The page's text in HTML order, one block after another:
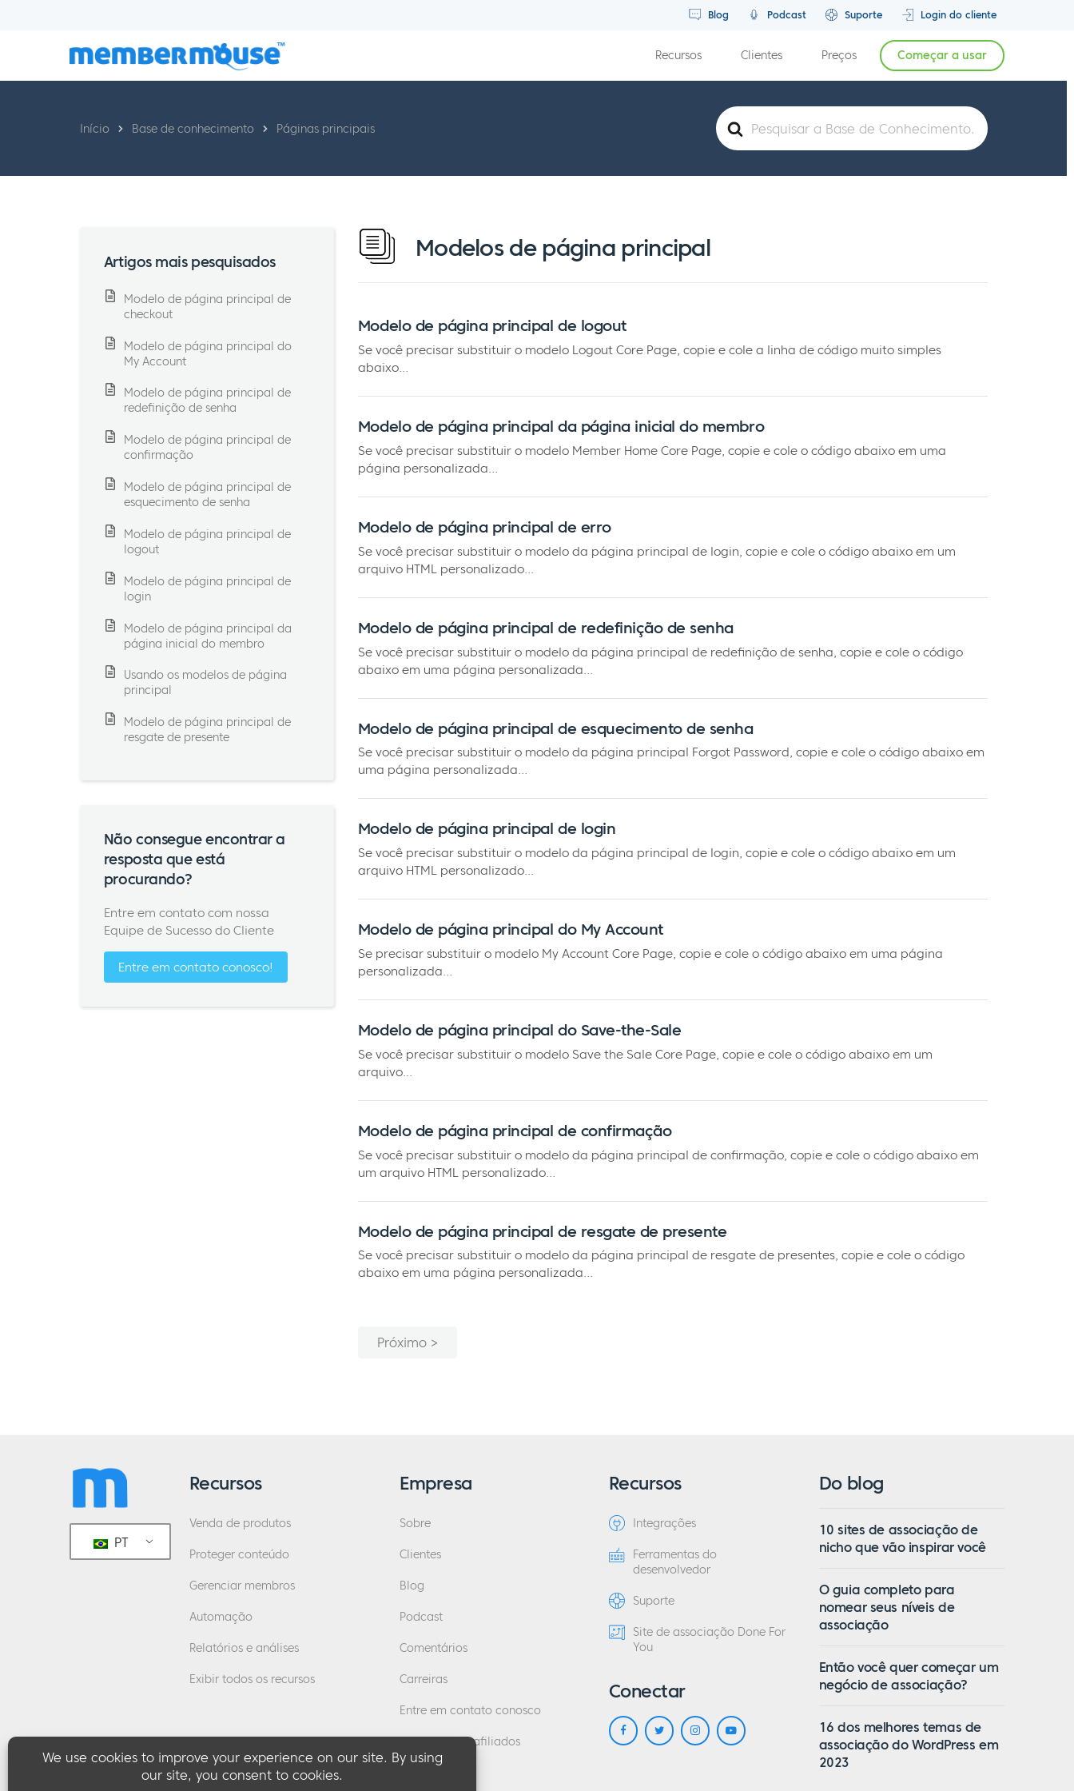
Blog Podcast Suporte Login do cliente
Recursos Clientes Preços Começar a usar
Pesquisar
por
Início Base de conhecimento Páginas principais
Modelos de página principal
Modelo de página principal de logout
Se você precisar substituir o modelo Logout Core Page, copie e cole a linha de código muito simples
abaixo...
Modelo de página principal da página inicial do membro
Se você precisar substituir o modelo Member Home Core Page, copie e cole o código abaixo em uma
página personalizada...
Modelo de página principal de erro
Se você precisar substituir o modelo da página principal de login, copie e cole o código abaixo em um
arquivo HTML personalizado...
Modelo de página principal de redefinição de senha
Se você precisar substituir o modelo da página principal de redefinição de senha, copie e cole o código
abaixo em uma página personalizada...
Modelo de página principal de esquecimento de senha
Se você precisar substituir o modelo da página principal Forgot Password, copie e cole o código abaixo em
uma página personalizada...
Modelo de página principal de login
Se você precisar substituir o modelo da página principal de login, copie e cole o código abaixo em um
arquivo HTML personalizado...
Modelo de página principal do My Account
Se precisar substituir o modelo My Account Core Page, copie e cole o código abaixo em uma página
personalizada...
Modelo de página principal do Save-the-Sale
Se você precisar substituir o modelo Save the Sale Core Page, copie e cole o código abaixo em um
arquivo...
Modelo de página principal de confirmação
Se você precisar substituir o modelo da página principal de confirmação, copie e cole o código abaixo em
um arquivo HTML personalizado...
Modelo de página principal de resgate de presente
Se você precisar substituir o modelo da página principal de resgate de presentes, copie e cole o código
abaixo em uma página personalizada...
Próximo
Artigos mais pesquisados
Modelo de página principal de
checkout
Modelo de página principal do
My Account
Modelo de página principal de
redefinição de senha
Modelo de página principal de
confirmação
Modelo de página principal de
esquecimento de senha
Modelo de página principal de
logout
Modelo de página principal de
login
Modelo de página principal da
página inicial do membro
Usando os modelos de página
principal
Modelo de página principal de
resgate de presente
Não consegue encontrar a
resposta que está
procurando?
Entre em contato com nossa
Equipe de Sucesso do Cliente
Entre em contato conosco!
PT
Recursos
Venda de produtos
Proteger conteúdo
Gerenciar membros
Automação
Relatórios e análises
Exibir todos os recursos
Empresa
Sobre
Clientes
Blog
Podcast
Comentários
Carreiras
Entre em contato conosco
Programa de afiliados
Recursos
Integrações
Ferramentas do
desenvolvedor
Suporte
Site de associação Done For
You
Conectar
Do blog
10 sites de associação de
nicho que vão inspirar você
O guia completo para
nomear seus níveis de
associação
Então você quer começar um
negócio de associação?
16 dos melhores temas de
associação do WordPress em
2023